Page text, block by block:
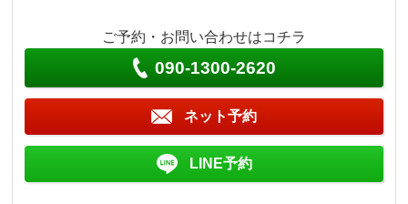
ご予約・お問い合わせはコチラ
090-1300-2620
ネット予約
LINE予約